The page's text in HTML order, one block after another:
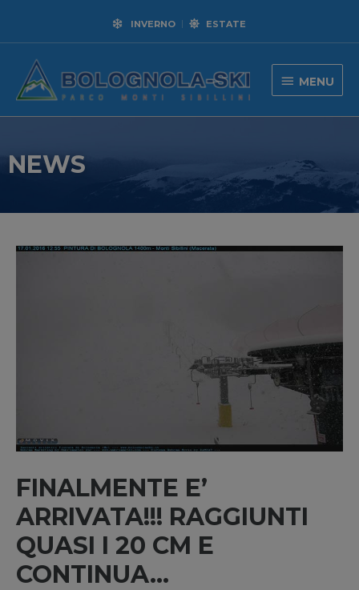
INVERNO ESTATE
MENU
NEWS
FINALMENTE E’
ARRIVATA!!! RAGGIUNTI
QUASI I 20 CM E
CONTINUA…